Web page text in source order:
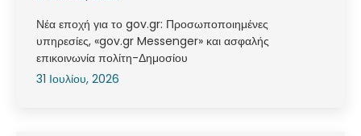
Νέα εποχή για το gov.gr: Προσωποποιημένες
υπηρεσίες, «gov.gr Messenger» και ασφαλής
επικοινωνία πολίτη-Δημοσίου
31 Ιουλίου, 2026